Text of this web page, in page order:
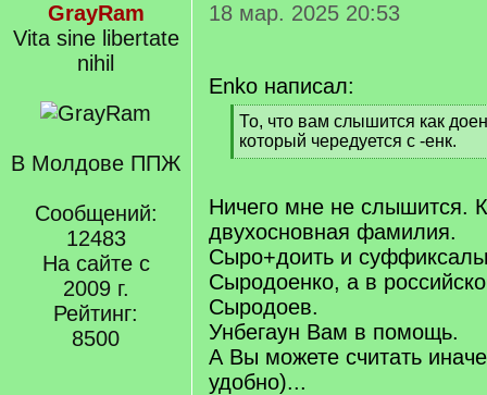
GrayRam
Vita sine libertate
nihil
В Молдове ППЖ
Сообщений:
12483
На сайте с
2009 г.
Рейтинг:
8500
18 мар. 2025 20:53
Enko написал:
[
q
]
То, что вам слышится как
который чередуется с -енк.
[
q
Ничего мне не слышится.
двухосновная фамилия.
Сыро+доить и
Сыродоенко, а в
Сыродоев.
Унбегаун Вам в помощь.
А Вы можете считать
удобно)...